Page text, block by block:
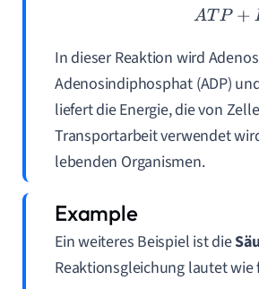
A
In dieser Reaktion wird
Adenosindiphosphat (ADP)
liefert die Energie, die von
Transportarbeit verwendet
lebenden Organismen.
Ein weiteres Beispiel ist die
Reaktionsgleichung lautet wie